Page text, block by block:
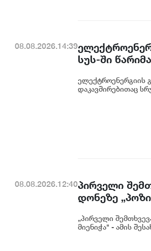
08.08.2026.14:39
სუს-ში
კონკრეტული
ენგურჰესზე -
ელექტროენერგიის
დაკავშირებითაც
08.08.2026.12:40პირველი
დონეზე
ცინცაძე
„პირველი
მიენიჭა" - ამის